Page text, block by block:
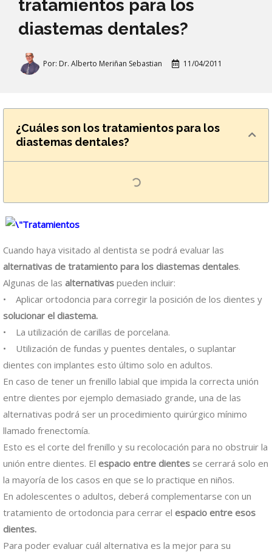
tratamientos para los
diastemas dentales?
Por: Dr. Alberto Meriñan Sebastian 11/04/2011
¿Cuáles son los tratamientos para los
diastemas dentales?
Cuando haya visitado al dentista se podrá evaluar las
alternativas de tratamiento para los diastemas dentales.
Algunas de las alternativas pueden incluir:
• Aplicar ortodoncia para corregir la posición de los dientes y
solucionar el diastema.
• La utilización de carillas de porcelana.
• Utilización de fundas y puentes dentales, o suplantar
dientes con implantes esto último solo en adultos.
En caso de tener un frenillo labial que impida la correcta unión
entre dientes por ejemplo demasiado grande, una de las
alternativas podrá ser un procedimiento quirúrgico mínimo
llamado frenectomía.
Esto es el corte del frenillo y su recolocación para no obstruir la
unión entre dientes. El espacio entre dientes se cerrará solo en
la mayoría de los casos en que se lo practique en niños.
En adolescentes o adultos, deberá complementarse con un
tratamiento de ortodoncia para cerrar el espacio entre esos
dientes.
Para poder evaluar cuál alternativa es la mejor para su